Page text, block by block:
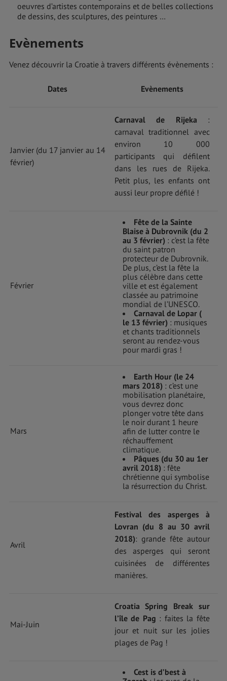
oeuvres d’artistes contemporains et de belles collections
de dessins, des sculptures, des peintures …
Evènements
Venez découvrir la Croatie à travers différents évènements :
Dates Evènements
Janvier (du 17 janvier au 14
février)
Carnaval de Rijeka :
carnaval traditionnel avec
environ 10 000
participants qui défilent
dans les rues de Rijeka.
Petit plus, les enfants ont
aussi leur propre défilé !
Février
Fête de la Sainte
Blaise à Dubrovnik (du 2
au 3 février) : c’est la fête
du saint patron
protecteur de Dubrovnik.
De plus, c’est la fête la
plus célèbre dans cette
ville et est également
classée au patrimoine
mondial de l’UNESCO.
Carnaval de Lopar (
le 13 février) : musiques
et chants traditionnels
seront au rendez-vous
pour mardi gras !
Mars
Earth Hour (le 24
mars 2018) : c’est une
mobilisation planétaire,
vous devrez donc
plonger votre tête dans
le noir durant 1 heure
afin de lutter contre le
réchauffement
climatique.
Pâques (du 30 au 1er
avril 2018) : fête
chrétienne qui symbolise
la résurrection du Christ.
Avril
Festival des asperges à
Lovran (du 8 au 30 avril
2018): grande fête autour
des asperges qui seront
cuisinées de différentes
manières.
Mai-Juin
Croatia Spring Break sur
l’île de Pag : faites la fête
jour et nuit sur les jolies
plages de Pag !
Cest is d’best à